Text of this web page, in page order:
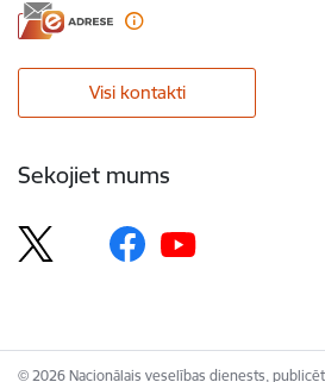
Visi kontakti
Sekojiet mums
© 2026 Nacionālais veselības dienests,